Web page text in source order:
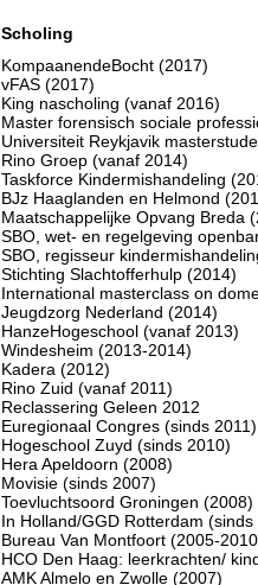
Scholing
KompaanendeBocht (2017)
vFAS (2017)
King nascholing (vanaf 2016)
Master forensisch sociale
Universiteit Reykjavik
Rino Groep (vanaf 2014)
Taskforce Kindermishandeling
BJz Haaglanden en Helmond
Maatschappelijke Opvang Breda
SBO, wet- en regelgeving
SBO, regisseur
Stichting Slachtofferhulp (2014)
International masterclass on
Jeugdzorg Nederland (2014)
HanzeHogeschool (vanaf 2013)
Windesheim (2013-2014)
Kadera (2012)
Rino Zuid (vanaf 2011)
Reclassering Geleen 2012
Euregionaal Congres (sinds 2011)
Hogeschool Zuyd (sinds 2010)
Hera Apeldoorn (2008)
Movisie (sinds 2007)
Toevluchtsoord Groningen (2008)
In Holland/GGD Rotterdam (sinds
Bureau Van Montfoort (2005-
HCO Den Haag: leerkrachten/
AMK Almelo en Zwolle (2007)